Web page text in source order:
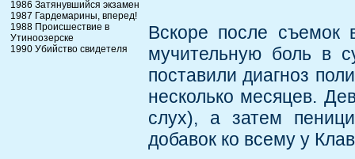
1986 Затянувшийся экзамен
1987 Гардемарины, вперед!
1988 Происшествие в
Утиноозерске
1990 Убийство свидетеля
Вскоре после съемок
мучительную боль в
поставили диагноз
несколько месяцев.
слух), а затем
добавок ко всему у